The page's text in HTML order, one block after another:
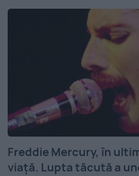
Freddie Mercury, în
viață. Lupta tăcută a